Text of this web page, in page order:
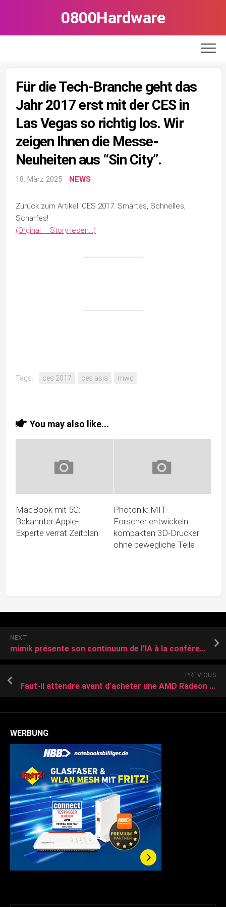
0800Hardware
Für die Tech-Branche geht das
Jahr 2017 erst mit der CES in
Las Vegas so richtig los. Wir
zeigen Ihnen die Messe-
Neuheiten aus “Sin City”.
18. März 2025 NEWS
Zurück zum Artikel: CES 2017: Smartes, Schnelles,
Scharfes!
(Orginal – Story lesen…)
Tags: ces 2017 ces asia mwc
You may also like...
MacBook mit 5G:
Bekannter Apple-
Experte verrät Zeitplan
Photonik: MIT-
Forscher entwickeln
kompakten 3D-Drucker
ohne bewegliche Teile
NEXT
mimik présente son continuum de l’IA à la conférence NVIDIA GTC 2025 : le cinquième élément de l’IA est arrivé
PREVIOUS
Faut-il attendre avant d’acheter une AMD Radeon RX 9070 ou 9070 XT
WERBUNG